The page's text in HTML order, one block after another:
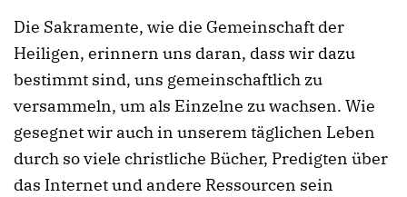
Die Sakramente, wie die Gemeinschaft der
Heiligen, erinnern uns daran, dass wir dazu
bestimmt sind, uns gemeinschaftlich zu
versammeln, um als Einzelne zu wachsen. Wie
gesegnet wir auch in unserem täglichen Leben
durch so viele christliche Bücher, Predigten über
das Internet und andere Ressourcen sein